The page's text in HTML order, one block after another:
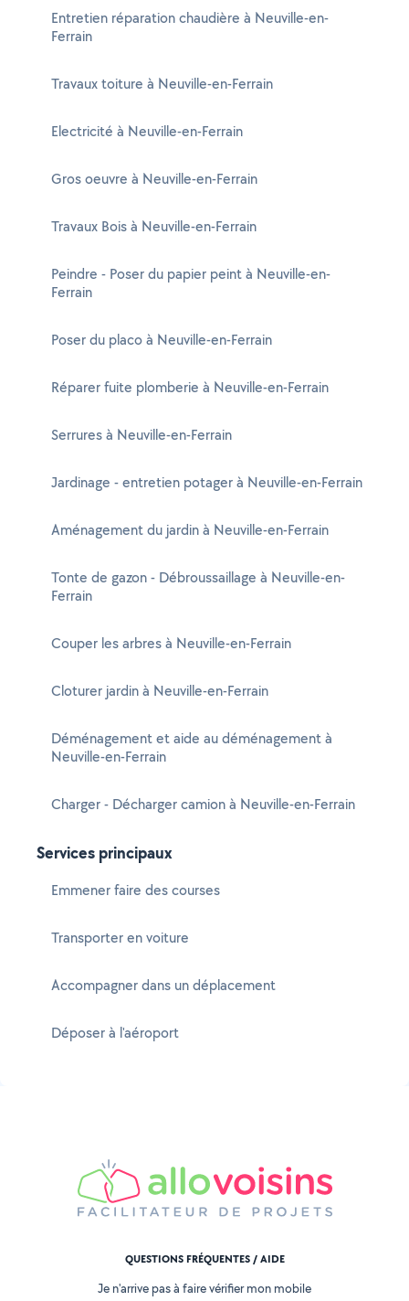
Entretien réparation chaudière à Neuville-en-
Ferrain
Travaux toiture à Neuville-en-Ferrain
Electricité à Neuville-en-Ferrain
Gros oeuvre à Neuville-en-Ferrain
Travaux Bois à Neuville-en-Ferrain
Peindre - Poser du papier peint à Neuville-en-
Ferrain
Poser du placo à Neuville-en-Ferrain
Réparer fuite plomberie à Neuville-en-Ferrain
Serrures à Neuville-en-Ferrain
Jardinage - entretien potager à Neuville-en-Ferrain
Aménagement du jardin à Neuville-en-Ferrain
Tonte de gazon - Débroussaillage à Neuville-en-
Ferrain
Couper les arbres à Neuville-en-Ferrain
Cloturer jardin à Neuville-en-Ferrain
Déménagement et aide au déménagement à
Neuville-en-Ferrain
Charger - Décharger camion à Neuville-en-Ferrain
Services principaux
Emmener faire des courses
Transporter en voiture
Accompagner dans un déplacement
Déposer à l'aéroport
QUESTIONS FRÉQUENTES / AIDE
Je n'arrive pas à faire vérifier mon mobile